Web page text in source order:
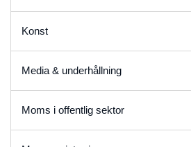
Konst
Media & underhållning
Moms i offentlig sektor